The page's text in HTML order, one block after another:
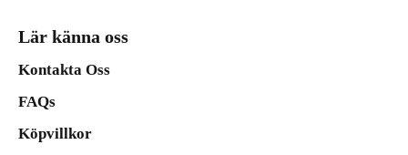
Lär känna oss
Kontakta Oss
FAQs
Köpvillkor